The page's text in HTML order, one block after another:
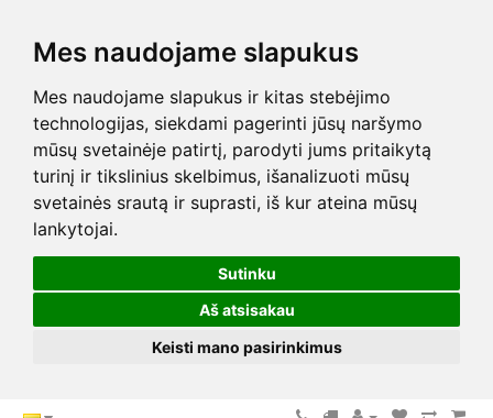
Mes naudojame slapukus
Mes naudojame slapukus ir kitas stebėjimo
technologijas, siekdami pagerinti jūsų naršymo
mūsų svetainėje patirtį, parodyti jums pritaikytą
turinį ir tikslinius skelbimus, išanalizuoti mūsų
svetainės srautą ir suprasti, iš kur ateina mūsų
lankytojai.
Sutinku
Aš atsisakau
Keisti mano pasirinkimus